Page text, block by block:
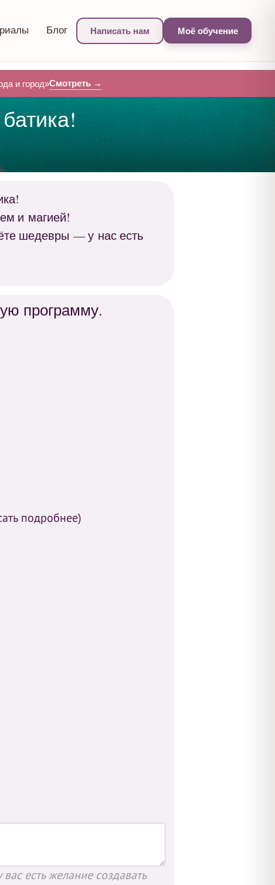
Блог Написать нам Моё обучение
и город»Смотреть →
и магией!
шедевры — у нас есть
программу.
подробнее)
есть желание создавать